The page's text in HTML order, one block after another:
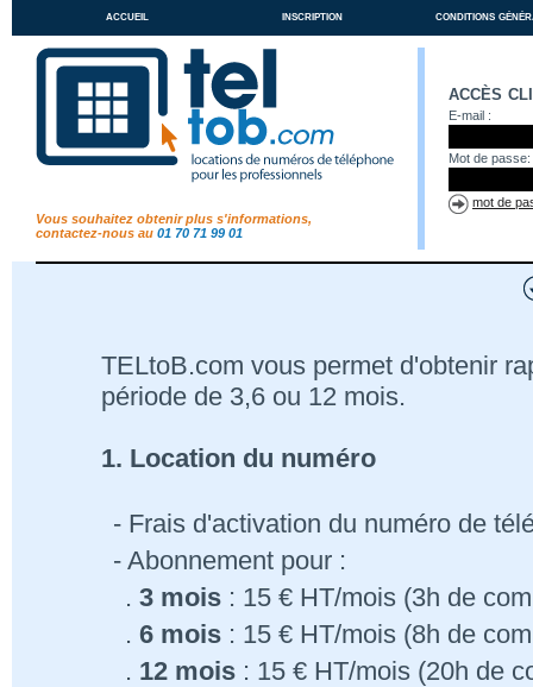
accueil inscription conditions
Vous souhaitez obtenir plus s'informations,
contactez-nous au 01 70 71 99 01
accès
E-mail :
Mot de passe:
mot de
TELtoB.com vous permet d'obtenir
période de 3,6 ou 12 mois.
1. Location du numéro
- Frais d'activation du numéro de
- Abonnement pour :
. 3 mois : 15 € HT/mois (3h de
. 6 mois : 15 € HT/mois (8h de
. 12 mois : 15 € HT/mois (20h de